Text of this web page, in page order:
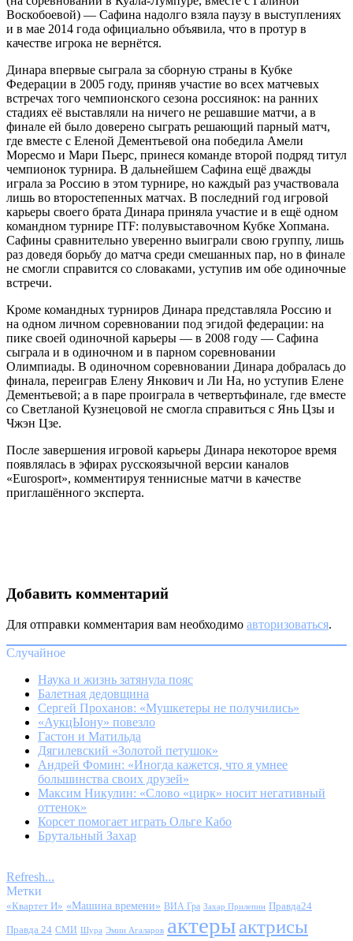
Воскобоевой) — Сафина надолго взяла паузу в выступлениях
и в мае 2014 года официально объявила, что в протур в
качестве игрока не вернётся.
Динара впервые сыграла за сборную страны в Кубке
Федерации в 2005 году, приняв участие во всех матчевых
встречах того чемпионского сезона россиянок: на ранних
стадиях её выставляли на ничего не решавшие матчи, а в
финале ей было доверено сыграть решающий парный матч,
где вместе с Еленой Дементьевой она победила Амели
Моресмо и Мари Пьерс, принеся команде второй подряд титул
чемпионок турнира. В дальнейшем Сафина ещё дважды
играла за Россию в этом турнире, но каждый раз участвовала
лишь во второстепенных матчах. В последний год игровой
карьеры своего брата Динара приняла участие и в ещё одном
командном турнире ITF: полувыставочном Кубке Хопмана.
Сафины сравнительно уверенно выиграли свою группу, лишь
раз доведя борьбу до матча среди смешанных пар, но в финале
не смогли справится со словаками, уступив им обе одиночные
встречи.
Кроме командных турниров Динара представляла Россию и
на одном личном соревновании под эгидой федерации: на
пике своей одиночной карьеры — в 2008 году — Сафина
сыграла и в одиночном и в парном соревновании
Олимпиады. В одиночном соревновании Динара добралась до
финала, переиграв Елену Янкович и Ли На, но уступив Елене
Дементьевой; а в паре проиграла в четвертьфинале, где вместе
со Светланой Кузнецовой не смогла справиться с Янь Цзы и
Чжэн Цзе.
После завершения игровой карьеры Динара некоторое время
появлялась в эфирах русскоязычной версии каналов
«Eurosport», комментируя теннисные матчи в качестве
приглашённого эксперта.
Добавить комментарий
Для отправки комментария вам необходимо авторизоваться.
Случайное
Наука и жизнь затянула пояс
Балетная дедовщина
Сергей Проханов: «Мушкетеры не получились»
«АукцЫону» повезло
Гастон и Матильда
Дягилевский «Золотой петушок»
Андрей Фомин: «Иногда кажется, что я умнее
большинства своих друзей»
Максим Никулин: «Слово «цирк» носит негативный
оттенок»
Корсет помогает играть Ольге Кабо
Брутальный Захар
Refresh...
Метки
«Квартет И» «Машина времени» ВИА Гра Захар Прилепин Правда24
Правда 24 СМИ Шура Эмин Агаларов актерыактрисы